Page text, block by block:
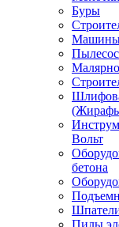
Буры
Машины
Вольт
бетона
Пилы